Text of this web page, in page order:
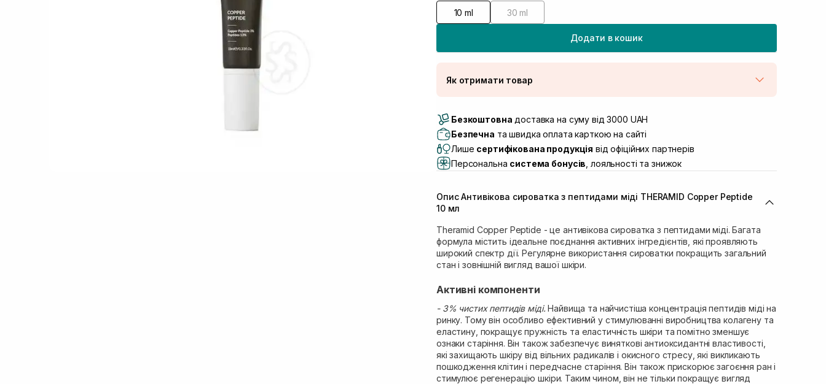
10 ml 30 ml
Додати в кошик
Як отримати товар
Самовивіз м. Луцьк, вул. Винниченка 4
Самовивіз м. Львів, вул. Академіка Підстригача, 1В
(Duck’s Lake)
Самовивіз м. Львів, вул. Івана Франка 36
Самовивіз м. Львів, вул. Степана Бандери 45 Немає в наявності!
Самовивіз м. Рівне, вул. Кулика і Гудачека 23 (ТЦ
Немає в наявності!
Безкоштовна доставка на суму від 3000 UAH
Безпечна та швидка оплата карткою на сайті
Лише сертифікована продукція від офіційних партнерів
Персональна система бонусів , лояльності та знижок
Опис Антивікова сироватка з пептидами міді THERAMID Copper Peptide
10 мл
Theramid Copper Peptide - це антивікова сироватка з пептидами міді. Багата
формула містить ідеальне поєднання активних інгредієнтів, які проявляють
широкий спектр дії. Регулярне використання сироватки покращить загальний
стан і зовнішній вигляд вашої шкіри.
Активні компоненти
- 3% чистих пептидів міді.Найвища та найчистіша концентрація пептидів міді на
ринку. Тому він особливо ефективний у стимулюванні виробництва колагену та
еластину, покращує пружність та еластичність шкіри та помітно зменшує
ознаки старіння. Він також забезпечує виняткові антиоксидантні властивості,
які захищають шкіру від вільних радикалів і окисного стресу, які викликають
пошкодження клітин і передчасне старіння. Він також прискорює загоєння ран і
стимулює регенерацію шкіри. Таким чином, він не тільки покращує вигляд